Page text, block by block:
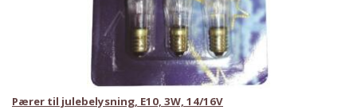
Pærer til julebelysning, E10, 3W, 14/16V